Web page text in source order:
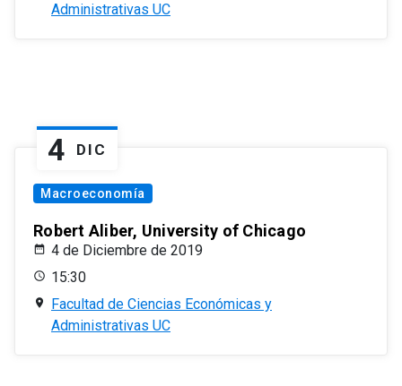
Administrativas UC
4 DIC
Macroeconomía
Robert Aliber, University of Chicago
4 de Diciembre de 2019
15:30
Facultad de Ciencias Económicas y
Administrativas UC